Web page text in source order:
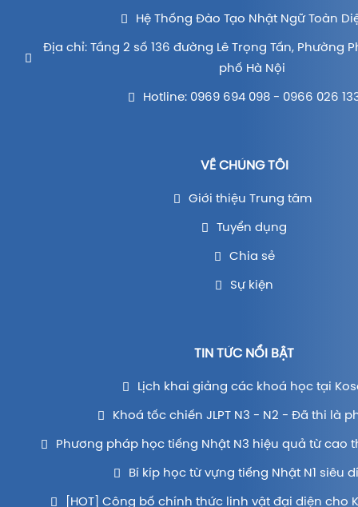
Hệ Thống Đào Tạo Nhật Ngữ Toàn
Địa chỉ: Tầng 2 số 136 đường Lê Trọng Tấn, Phường
phố Hà Nội
Hotline: 0969 694 098 - 0966 026
VỀ CHÚNG TÔI
Giới thiệu Trung tâm
Tuyển dụng
Chia sẻ
Sự kiện
TIN TỨC NỔI BẬT
Lịch khai giảng các khoá học tại
Khoá tốc chiến JLPT N3 - N2 - Đã thi là
Phương pháp học tiếng Nhật N3 hiệu quả từ cao
Bí kíp học từ vựng tiếng Nhật N1 siêu
[HOT] Công bố chính thức linh vật đại diện cho